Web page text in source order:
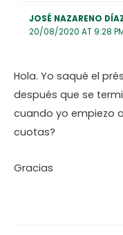
JOSÉ NAZARENO
20/08/2020 AT 9:28
Hola. Yo saqué el
después que se
cuando yo empiezo
cuotas?
Gracias